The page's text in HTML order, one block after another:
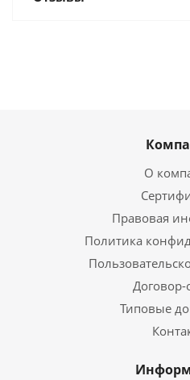
О
Правовая
Политика
Договор-
Типовые